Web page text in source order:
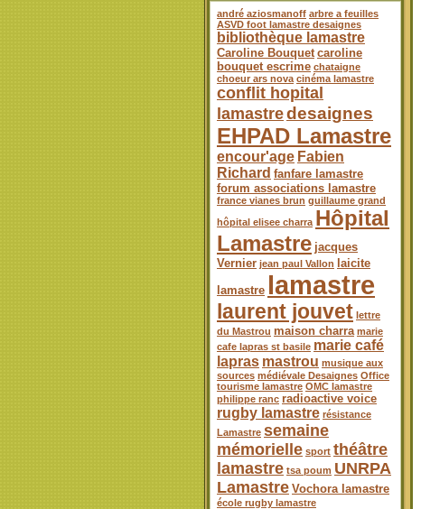
andré aziosmanoff arbre a feuilles
ASVD foot lamastre desaignes
bibliothèque lamastre
Caroline Bouquet caroline
bouquet escrime chataigne
choeur ars nova cinéma lamastre
conflit hopital
lamastredesaignes
EHPAD Lamastre
encour'age Fabien
Richard fanfare lamastre
forum associations lamastre
france vianes brun guillaume grand
hôpital elisee charra Hôpital
Lamastre jacques
Vernier jean paul Vallon
laicite
lamastre lamastre
laurent jouvet lettre
du Mastrou maison charra marie
cafe lapras st basile marie café
lapras mastrou musique aux
sources médiévale Desaignes Office
tourisme lamastre OMC lamastre
philippe ranc radioactive voice
rugby lamastre résistance
Lamastre semaine
mémorielle sport théâtre
lamastre tsa poum UNRPA
Lamastre Vochora lamastre
école rugby lamastre